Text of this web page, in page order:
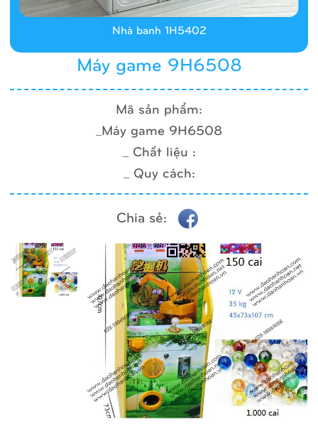
Máy game 9H6508
Mã sản phẩm:
_Máy game 9H6508
_ Chất liệu :
_ Quy cách:
Chia sẻ:
Nhà banh 1H5402